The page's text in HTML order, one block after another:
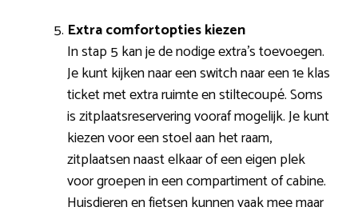
Extra comfortopties kiezen
In stap 5 kan je de nodige extra’s toevoegen.
Je kunt kijken naar een switch naar een 1e klas
ticket met extra ruimte en stiltecoupé. Soms
is zitplaatsreservering vooraf mogelijk. Je kunt
kiezen voor een stoel aan het raam,
zitplaatsen naast elkaar of een eigen plek
voor groepen in een compartiment of cabine.
Huisdieren en fietsen kunnen vaak mee maar